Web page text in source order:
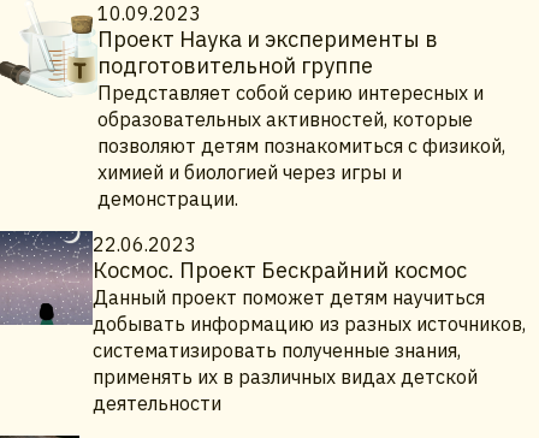
10.09.2023
Проект Наука и эксперименты в
подготовительной группе
Представляет собой серию интересных и
образовательных активностей, которые
позволяют детям познакомиться с физикой,
химией и биологией через игры и
демонстрации.
22.06.2023
Космос. Проект Бескрайний космос
Данный проект поможет детям научиться
добывать информацию из разных источников,
систематизировать полученные знания,
применять их в различных видах детской
деятельности